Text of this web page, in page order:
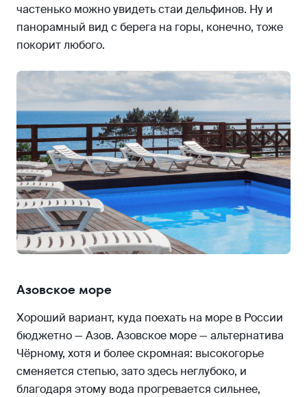
частенько можно увидеть стаи дельфинов. Ну и
панорамный вид с берега на горы, конечно, тоже
покорит любого.
Азовское море
Хороший вариант, куда поехать на море в России
бюджетно — Азов. Азовское море — альтернатива
Чёрному, хотя и более скромная: высокогорье
сменяется степью, зато здесь неглубоко, и
благодаря этому вода прогревается сильнее,